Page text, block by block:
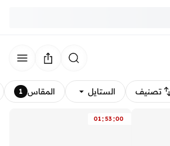
تصنيف الستايل المقاس 1
01:53:00